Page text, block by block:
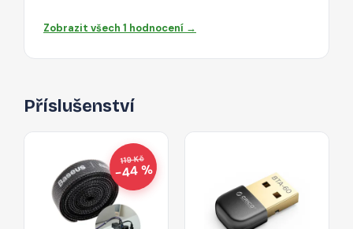
Zobrazit všech 1 hodnocení →
Příslušenství
119 Kč
−44 %